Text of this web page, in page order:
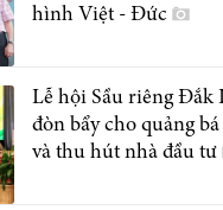
hình Việt - Đức
Lễ hội Sầu riêng Đắk
đòn bẩy cho quảng
và thu hút nhà đầu tư